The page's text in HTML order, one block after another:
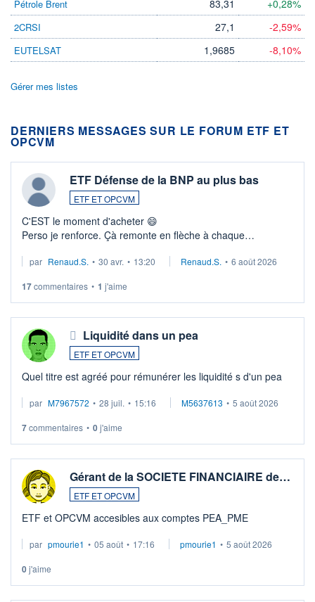
Pétrole Brent 83,31 +0,28%
2CRSI 27,1 -2,59%
EUTELSAT 1,9685 -8,10%
Gérer mes listes
DERNIERS MESSAGES SUR LE FORUM ETF ET
OPCVM
ETF Défense de la BNP au plus bas
ETF ET OPCVM
C'EST le moment d'acheter 😄​
Perso je renforce. Çà remonte en flèche à chaque
Investissement long terme tip top pour sa retraite.
par Renaud.S. • 30 avr. • 13:20 Renaud.S. • 6 août 2026
17commentaires • 1 j'aime
Liquidité dans un pea
ETF ET OPCVM
Quel titre est agréé pour rémunérer les liquidité s d'un pea
par M7967572 • 28 juil. • 15:16 M5637613 • 5 août 2026
7commentaires • 0j'aime
Gérant de la SOCIETE FINANCIAIRE de…
ETF ET OPCVM
ETF et OPCVM accesibles aux comptes PEA_PME
par pmourie1 • 05 août • 17:16 pmourie1 • 5 août 2026
0j'aime